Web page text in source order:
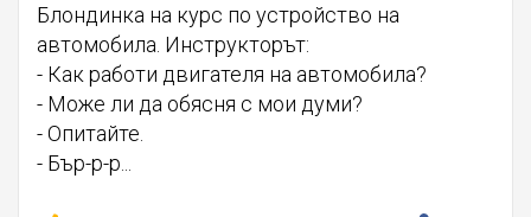
Блондинка на курс по устройство на
автомобила. Инструкторът:
- Как работи двигателя на автомобила?
- Може ли да обясня с мои думи?
- Опитайте.
- Бър-р-р...